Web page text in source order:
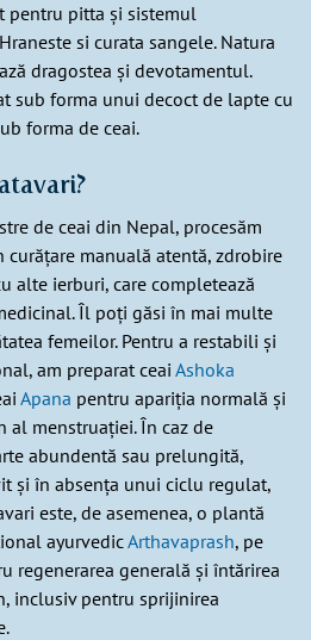
pentru pitta și sistemul
si curata sangele. Natura
dragostea și devotamentul.
sub forma unui decoct de lapte cu
forma de ceai.
de ceai din Nepal, procesăm
curățare manuală atentă, zdrobire
alte ierburi, care completează
Îl poți găsi în mai multe
femeilor. Pentru a restabili și
am preparat ceai Ashoka
Apana pentru apariția normală și
al menstruației. În caz de
abundentă sau prelungită,
și în absența unui ciclu regulat,
este, de asemenea, o plantă
ayurvedicArthavaprash, pe
regenerarea generală și întărirea
inclusiv pentru sprijinirea